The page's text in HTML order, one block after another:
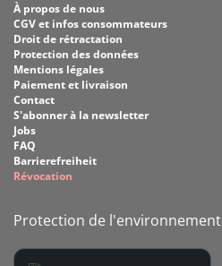
À propos de nous
CGV et infos consommateurs
Droit de rétractation
Protection des données
Mentions légales
Paiement et livraison
Contact
S'abonner à la newsletter
Jobs
FAQ
Barrierefreiheit
Révocation
Protection de l'environnement